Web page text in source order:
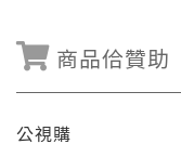
商品佮贊助
公視購